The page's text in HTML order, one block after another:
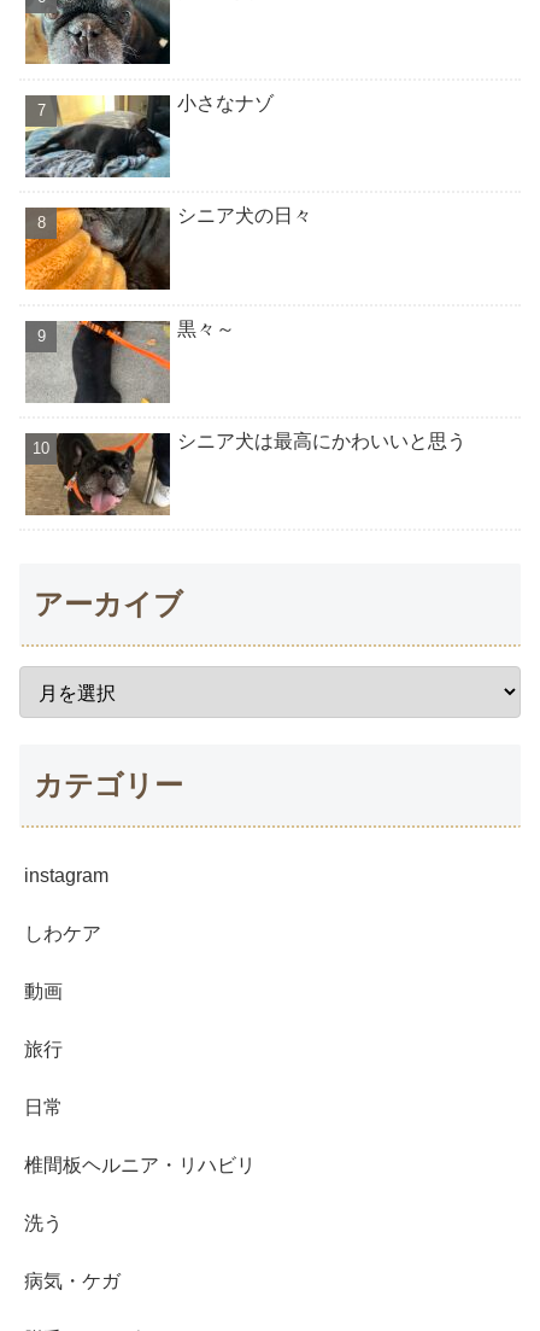
小さなナゾ
シニア犬の日々
黒々～
シニア犬は最高にかわいいと思う
アーカイブ
カテゴリー
instagram
しわケア
動画
旅行
日常
椎間板ヘルニア・リハビリ
洗う
病気・ケガ